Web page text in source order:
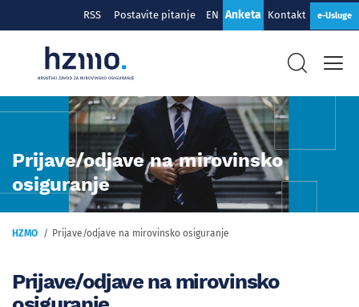
RSS Postavite pitanje EN Anketa Kontakt e-Usluge
Prijave/odjave na mirovinsko
osiguranje
HZMO Prijave/odjave na mirovinsko osiguranje
Prijave/odjave na mirovinsko